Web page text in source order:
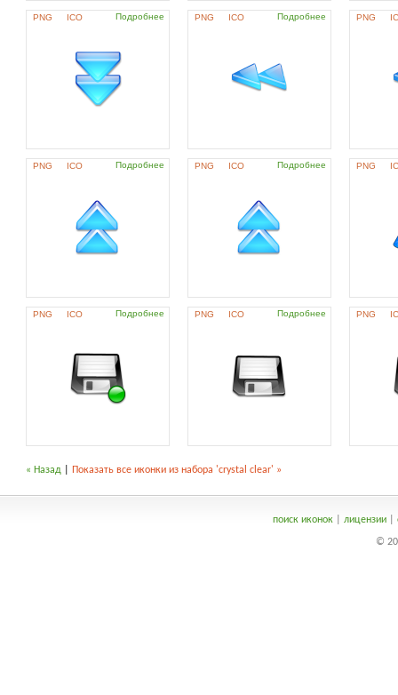
PNG ICO Подробнее PNG ICO Подробнее PNG
PNG ICO Подробнее PNG ICO Подробнее PNG
PNG ICO Подробнее PNG ICO Подробнее PNG
« Назад Показать все иконки из набора 'crystal clear' »
поиск иконок| лицензии|
©